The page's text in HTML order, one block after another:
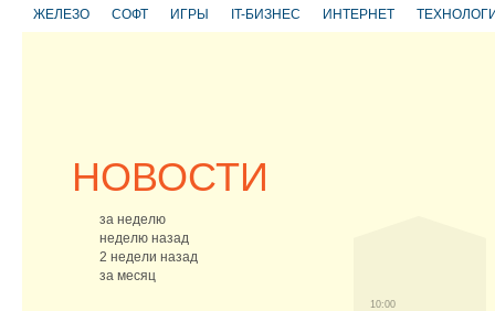
ЖЕЛЕЗО СОФТ ИГРЫ IT-БИЗНЕС ИНТЕРНЕТ
НОВОСТИ
за неделю
неделю назад
2 недели назад
за месяц
10:00